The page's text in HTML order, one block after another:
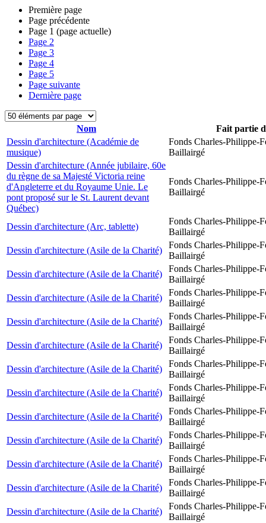
Première page
Page précédente
Page 1 (page actuelle)
Page 2
Page 3
Page 4
Page 5
Page suivante
Dernière page
Nom
Fait partie
Dessin d'architecture (Académie de
musique)
Fonds Charles-Philippe-
Baillairgé
Dessin d'architecture (Année jubilaire, 60e
du règne de sa Majesté Victoria reine
d'Angleterre et du Royaume Unie. Le
pont proposé sur le St. Laurent devant
Québec)
Fonds Charles-Philippe-
Baillairgé
Dessin d'architecture (Arc, tablette)
Fonds Charles-Philippe-
Baillairgé
Dessin d'architecture (Asile de la Charité)
Fonds Charles-Philippe-
Baillairgé
Dessin d'architecture (Asile de la Charité)
Fonds Charles-Philippe-
Baillairgé
Dessin d'architecture (Asile de la Charité)
Fonds Charles-Philippe-
Baillairgé
Dessin d'architecture (Asile de la Charité)
Fonds Charles-Philippe-
Baillairgé
Dessin d'architecture (Asile de la Charité)
Fonds Charles-Philippe-
Baillairgé
Dessin d'architecture (Asile de la Charité)
Fonds Charles-Philippe-
Baillairgé
Dessin d'architecture (Asile de la Charité)
Fonds Charles-Philippe-
Baillairgé
Dessin d'architecture (Asile de la Charité)
Fonds Charles-Philippe-
Baillairgé
Dessin d'architecture (Asile de la Charité)
Fonds Charles-Philippe-
Baillairgé
Dessin d'architecture (Asile de la Charité)
Fonds Charles-Philippe-
Baillairgé
Dessin d'architecture (Asile de la Charité)
Fonds Charles-Philippe-
Baillairgé
Dessin d'architecture (Asile de la Charité)
Fonds Charles-Philippe-
Baillairgé